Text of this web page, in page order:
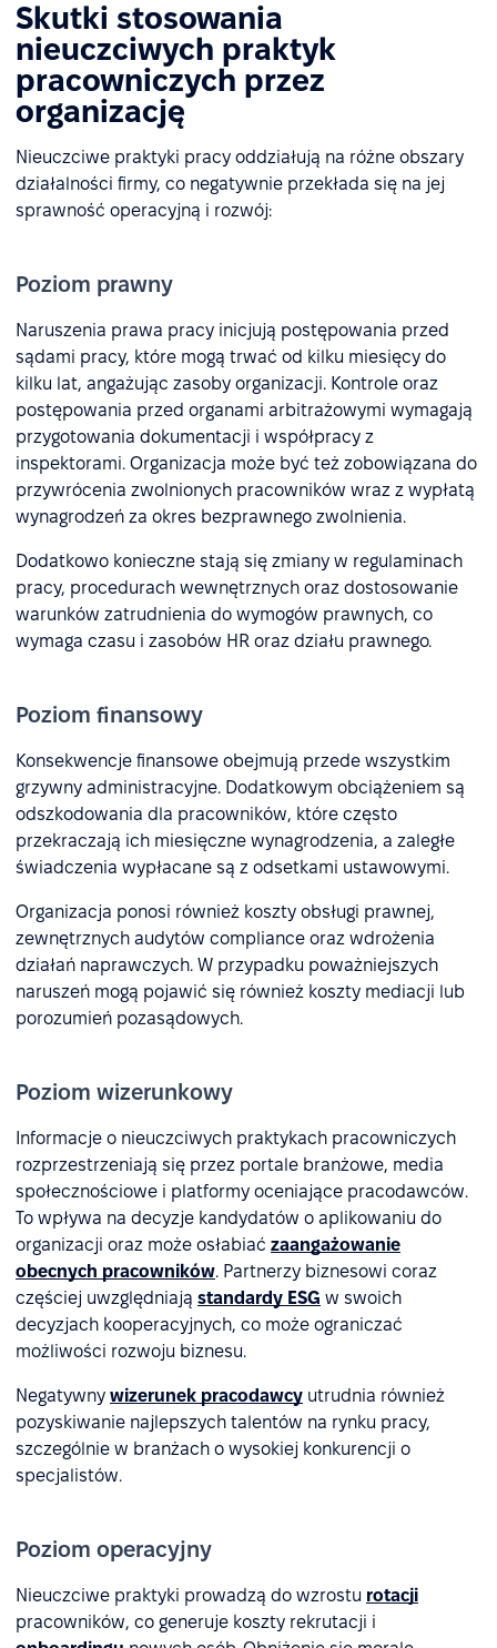
Skutki stosowania
nieuczciwych praktyk
pracowniczych przez
organizację
Nieuczciwe praktyki pracy oddziałują na różne obszary
działalności firmy, co negatywnie przekłada się na jej
sprawność operacyjną i rozwój:
Poziom prawny
Naruszenia prawa pracy inicjują postępowania przed
sądami pracy, które mogą trwać od kilku miesięcy do
kilku lat, angażując zasoby organizacji. Kontrole oraz
postępowania przed organami arbitrażowymi wymagają
przygotowania dokumentacji i współpracy z
inspektorami. Organizacja może być też zobowiązana do
przywrócenia zwolnionych pracowników wraz z wypłatą
wynagrodzeń za okres bezprawnego zwolnienia.
Dodatkowo konieczne stają się zmiany w regulaminach
pracy, procedurach wewnętrznych oraz dostosowanie
warunków zatrudnienia do wymogów prawnych, co
wymaga czasu i zasobów HR oraz działu prawnego.
Poziom finansowy
Konsekwencje finansowe obejmują przede wszystkim
grzywny administracyjne. Dodatkowym obciążeniem są
odszkodowania dla pracowników, które często
przekraczają ich miesięczne wynagrodzenia, a zaległe
świadczenia wypłacane są z odsetkami ustawowymi.
Organizacja ponosi również koszty obsługi prawnej,
zewnętrznych audytów compliance oraz wdrożenia
działań naprawczych. W przypadku poważniejszych
naruszeń mogą pojawić się również koszty mediacji lub
porozumień pozasądowych.
Poziom wizerunkowy
Informacje o nieuczciwych praktykach pracowniczych
rozprzestrzeniają się przez portale branżowe, media
społecznościowe i platformy oceniające pracodawców.
To wpływa na decyzje kandydatów o aplikowaniu do
organizacji oraz może osłabiać zaangażowanie
obecnych pracowników. Partnerzy biznesowi coraz
częściej uwzględniają standardy ESG w swoich
decyzjach kooperacyjnych, co może ograniczać
możliwości rozwoju biznesu.
Negatywny wizerunek pracodawcy utrudnia również
pozyskiwanie najlepszych talentów na rynku pracy,
szczególnie w branżach o wysokiej konkurencji o
specjalistów.
Poziom operacyjny
Nieuczciwe praktyki prowadzą do wzrostu rotacji
pracowników, co generuje koszty rekrutacji i